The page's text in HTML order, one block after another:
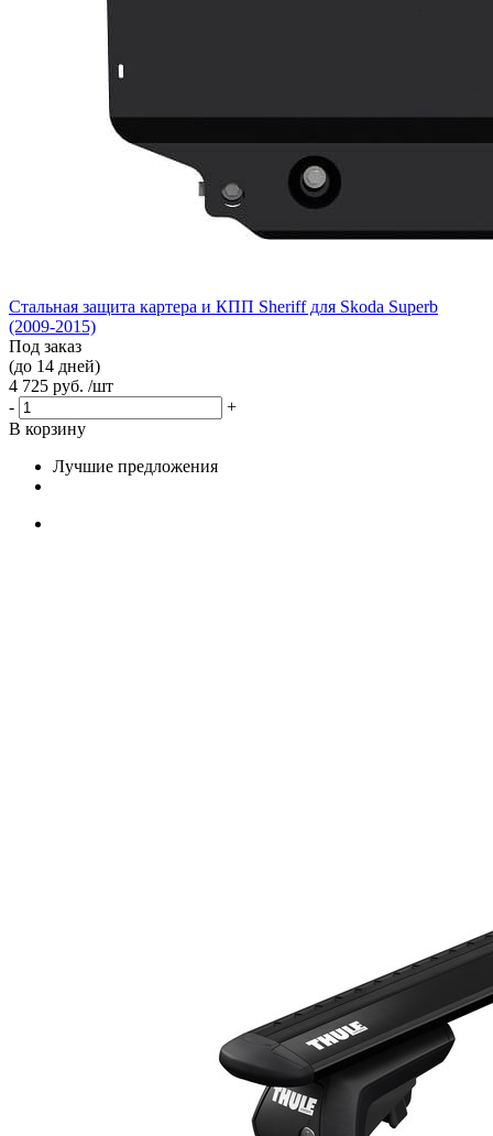
Стальная защита картера и КПП Sheriff для Skoda Superb
(2009-2015)
Под заказ
(до 14 дней)
4 725 руб. /шт
-
+
В корзину
Лучшие предложения